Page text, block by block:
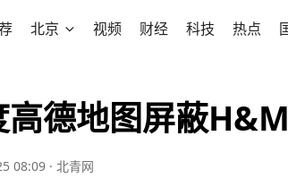
北京 视频 财经 科技 热点
高德地图屏蔽
08:09 · 北青网